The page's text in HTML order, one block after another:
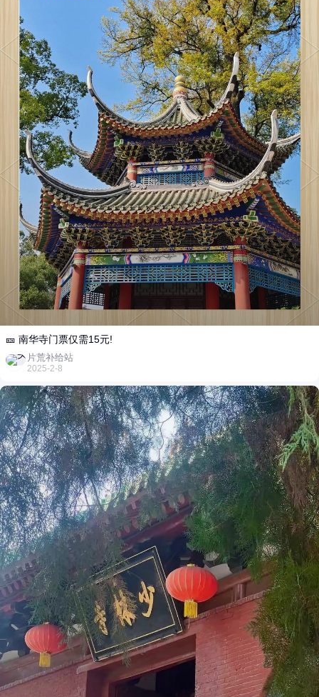
次引发热议,万元"皈依套餐"让人惊掉下巴。一边是商业化救活传统文
化,一边是信仰被明码标价。当方丈微信成为身份象征,我们到底追求的
是信仰还是VIP?面对1万元的选择,你会选择体验少林还是捐助公益?这
不仅是选择题,更是对现代社会价值观的深刻反思。让我们共同探讨,如
何在物欲横流的时代,守护信仰的纯粹。
🎫 南华寺门票仅需15元!
片荒补给站
2025-2-8